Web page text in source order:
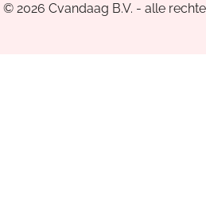
© 2026 Cvandaag B.V. - alle